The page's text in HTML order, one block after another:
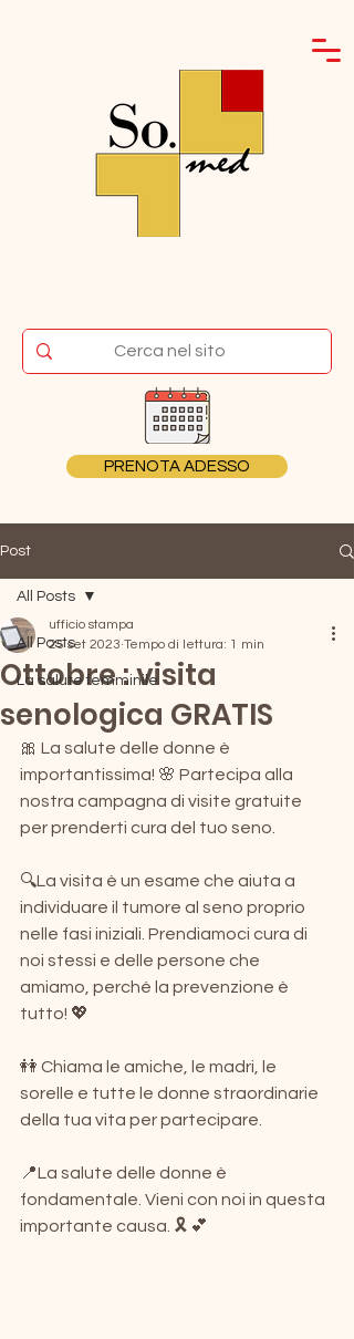
PRENOTA ADESSO
Post
All Posts
La salute femminile
All Posts
Ottobre : visita
senologica GRATIS
ufficio stampa
25 set 2023 Tempo di lettura: 1 min
🎀 La salute delle donne è
importantissima! 🌸 Partecipa alla
nostra campagna di visite gratuite
per prenderti cura del tuo seno.
🔍La visita è un esame che aiuta a
individuare il tumore al seno proprio
nelle fasi iniziali. Prendiamoci cura di
noi stessi e delle persone che
amiamo, perché la prevenzione è
tutto! 💖
👭 Chiama le amiche, le madri, le
sorelle e tutte le donne straordinarie
della tua vita per partecipare.
📍La salute delle donne è
fondamentale. Vieni con noi in questa
importante causa. 🎗️ 💕